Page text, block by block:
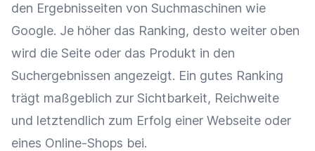
den Ergebnisseiten von Suchmaschinen wie
Google. Je höher das Ranking, desto weiter oben
wird die Seite oder das Produkt in den
Suchergebnissen angezeigt. Ein gutes Ranking
trägt maßgeblich zur Sichtbarkeit, Reichweite
und letztendlich zum Erfolg einer Webseite oder
eines Online-Shops bei.